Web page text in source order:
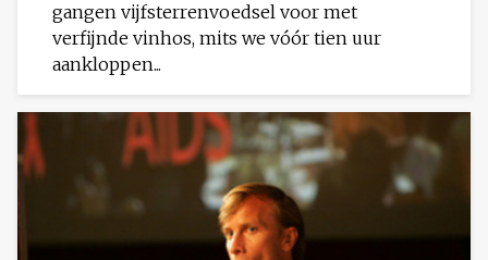
gangen vijfsterrenvoedsel voor met
verfijnde vinhos, mits we vóór tien uur
aankloppen...